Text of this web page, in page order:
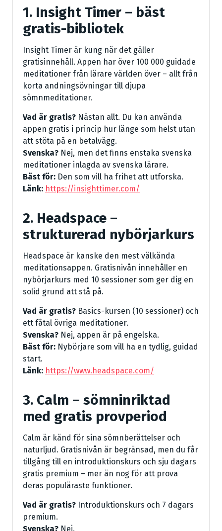
1. Insight Timer – bäst
gratis-bibliotek
Insight Timer är kung när det gäller
gratisinnehåll. Appen har över 100 000 guidade
meditationer från lärare världen över – allt från
korta andningsövningar till djupa
sömnmeditationer.
Vad är gratis? Nästan allt. Du kan använda
appen gratis i princip hur länge som helst utan
att stöta på en betalvägg.
Svenska? Nej, men det finns enstaka svenska
meditationer inlagda av svenska lärare.
Bäst för: Den som vill ha frihet att utforska.
Länk: https://insighttimer.com/
2. Headspace –
strukturerad nybörjarkurs
Headspace är kanske den mest välkända
meditationsappen. Gratisnivån innehåller en
nybörjarkurs med 10 sessioner som ger dig en
solid grund att stå på.
Vad är gratis? Basics-kursen (10 sessioner) och
ett fåtal övriga meditationer.
Svenska? Nej, appen är på engelska.
Bäst för: Nybörjare som vill ha en tydlig, guidad
start.
Länk: https://www.headspace.com/
3. Calm – sömninriktad
med gratis provperiod
Calm är känd för sina sömnberättelser och
naturljud. Gratisnivån är begränsad, men du får
tillgång till en introduktionskurs och sju dagars
gratis premium – mer än nog för att prova
deras populäraste funktioner.
Vad är gratis? Introduktionskurs och 7 dagars
premium.
Svenska? Nej.